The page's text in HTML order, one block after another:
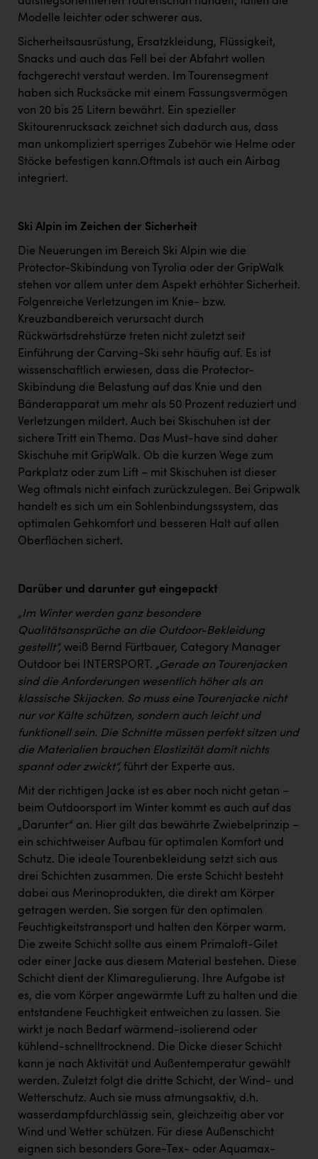
Modelle leichter oder schwerer aus.
Sicherheitsausrüstung, Ersatzkleidung, Flüssigkeit,
Snacks und auch das Fell bei der Abfahrt wollen
fachgerecht verstaut werden. Im Tourensegment
haben sich Rucksäcke mit einem Fassungsvermögen
von 20 bis 25 Litern bewährt. Ein spezieller
Skitourenrucksack zeichnet sich dadurch aus, dass
man unkompliziert sperriges Zubehör wie Helme oder
Stöcke befestigen kann.Oftmals ist auch ein Airbag
integriert.
Ski Alpin im Zeichen der Sicherheit
Die Neuerungen im Bereich Ski Alpin wie die
Protector-Skibindung von Tyrolia oder der GripWalk
stehen vor allem unter dem Aspekt erhöhter Sicherheit.
Folgenreiche Verletzungen im Knie- bzw.
Kreuzbandbereich verursacht durch
Rückwärtsdrehstürze treten nicht zuletzt seit
Einführung der Carving-Ski sehr häufig auf. Es ist
wissenschaftlich erwiesen, dass die Protector-
Skibindung die Belastung auf das Knie und den
Bänderapparat um mehr als 50 Prozent reduziert und
Verletzungen mildert. Auch bei Skischuhen ist der
sichere Tritt ein Thema. Das Must-have sind daher
Skischuhe mit GripWalk. Ob die kurzen Wege zum
Parkplatz oder zum Lift – mit Skischuhen ist dieser
Weg oftmals nicht einfach zurückzulegen. Bei Gripwalk
handelt es sich um ein Sohlenbindungssystem, das
optimalen Gehkomfort und besseren Halt auf allen
Oberflächen sichert.
Darüber und darunter gut eingepackt
„Im Winter werden ganz besondere
Qualitätsansprüche an die Outdoor-Bekleidung
gestellt“, weiß Bernd Fürtbauer, Category Manager
Outdoor bei INTERSPORT. „Gerade an Tourenjacken
sind die Anforderungen wesentlich höher als an
klassische Skijacken. So muss eine Tourenjacke nicht
nur vor Kälte schützen, sondern auch leicht und
funktionell sein. Die Schnitte müssen perfekt sitzen und
die Materialien brauchen Elastizität damit nichts
spannt oder zwickt“, führt der Experte aus.
Mit der richtigen Jacke ist es aber noch nicht getan –
beim Outdoorsport im Winter kommt es auch auf das
„Darunter“ an. Hier gilt das bewährte Zwiebelprinzip –
ein schichtweiser Aufbau für optimalen Komfort und
Schutz. Die ideale Tourenbekleidung setzt sich aus
drei Schichten zusammen. Die erste Schicht besteht
dabei aus Merinoprodukten, die direkt am Körper
getragen werden. Sie sorgen für den optimalen
Feuchtigkeitstransport und halten den Körper warm.
Die zweite Schicht sollte aus einem Primaloft-Gilet
oder einer Jacke aus diesem Material bestehen. Diese
Schicht dient der Klimaregulierung. Ihre Aufgabe ist
es, die vom Körper angewärmte Luft zu halten und die
entstandene Feuchtigkeit entweichen zu lassen. Sie
wirkt je nach Bedarf wärmend-isolierend oder
kühlend-schnelltrocknend. Die Dicke dieser Schicht
kann je nach Aktivität und Außentemperatur gewählt
werden. Zuletzt folgt die dritte Schicht, der Wind- und
Wetterschutz. Auch sie muss atmungsaktiv, d.h.
wasserdampfdurchlässig sein, gleichzeitig aber vor
Wind und Wetter schützen. Für diese Außenschicht
eignen sich besonders Gore-Tex- oder Aquamax-